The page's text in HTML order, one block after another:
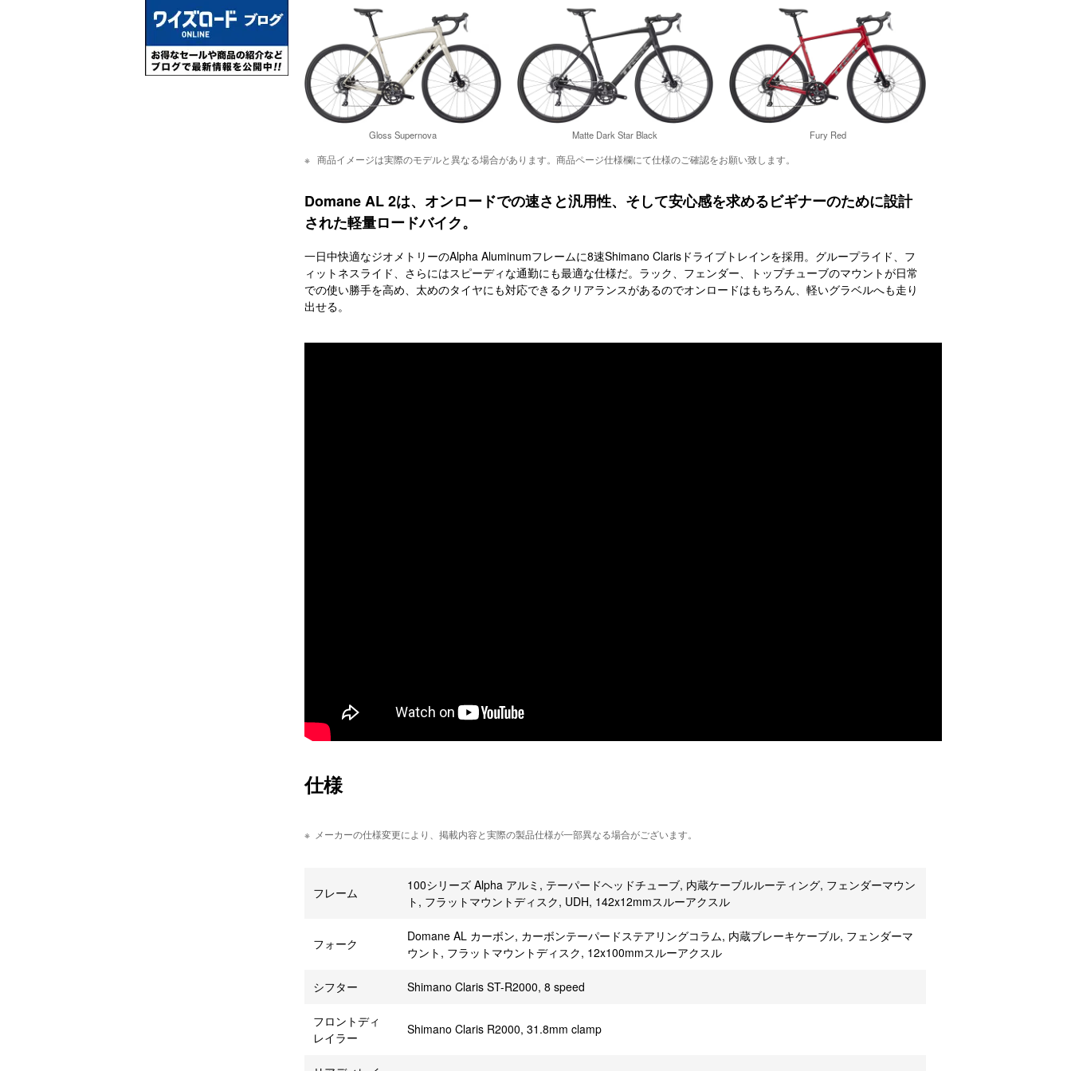
Gloss Supernova Matte Dark Star Black Fury Red
商品イメージは実際のモデルと異なる場合があります。商品ページ仕様欄にて仕様のご確認をお願い致します。
Domane AL 2は、オンロードでの速さと汎用性、そして安心感を求めるビギナーのために設計
された軽量ロードバイク。
一日中快適なジオメトリーのAlpha Aluminumフレームに8速Shimano Clarisドライブトレインを採用。グループライド、フ
ィットネスライド、さらにはスピーディな通勤にも最適な仕様だ。ラック、フェンダー、トップチューブのマウントが日常
での使い勝手を高め、太めのタイヤにも対応できるクリアランスがあるのでオンロードはもちろん、軽いグラベルへも走り
出せる。
仕様
メーカーの仕様変更により、掲載内容と実際の製品仕様が一部異なる場合がございます。
フレーム
100シリーズ Alpha アルミ, テーパードヘッドチューブ, 内蔵ケーブルルーティング, フェンダーマウン
ト, フラットマウントディスク, UDH, 142x12mmスルーアクスル
フォーク
Domane AL カーボン, カーボンテーパードステアリングコラム, 内蔵ブレーキケーブル, フェンダーマ
ウント, フラットマウントディスク, 12x100mmスルーアクスル
シフター Shimano Claris ST-R2000, 8 speed
フロントディ
レイラー
Shimano Claris R2000, 31.8mm clamp